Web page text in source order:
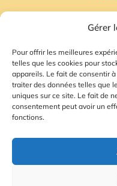
Gérer
Pour offrir les meilleures
telles que les cookies pour
appareils. Le fait de consentir
traiter des données telles que
uniques sur ce site. Le fait de
consentement peut avoir un
fonctions.
Mentions